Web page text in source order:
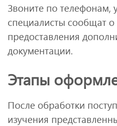
Звоните по телефонам,
специалисты сообщат
предоставления
документации.
Этапы
После обработки
изучения